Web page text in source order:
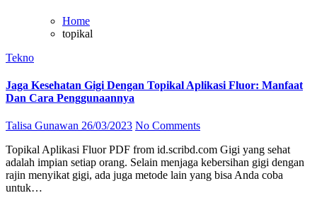
Home
topikal
Tekno
Jaga Kesehatan Gigi Dengan Topikal Aplikasi Fluor: Manfaat
Dan Cara Penggunaannya
Talisa Gunawan 26/03/2023 No Comments
Topikal Aplikasi Fluor PDF from id.scribd.com Gigi yang sehat
adalah impian setiap orang. Selain menjaga kebersihan gigi dengan
rajin menyikat gigi, ada juga metode lain yang bisa Anda coba
untuk…